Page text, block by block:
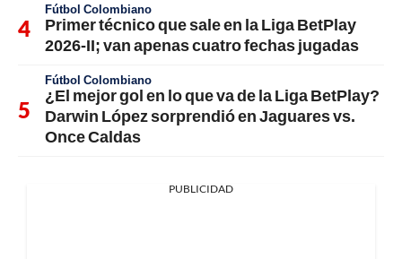
Fútbol Colombiano
Primer técnico que sale en la Liga BetPlay
2026-II; van apenas cuatro fechas jugadas
Fútbol Colombiano
¿El mejor gol en lo que va de la Liga BetPlay?
Darwin López sorprendió en Jaguares vs.
Once Caldas
PUBLICIDAD